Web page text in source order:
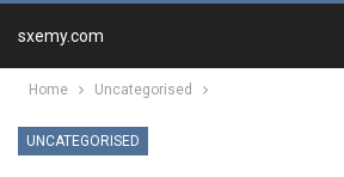
sxemy.com
Home Uncategorised
UNCATEGORISED